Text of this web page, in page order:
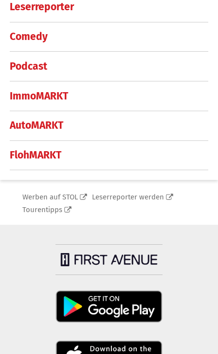
Leserreporter
Comedy
Podcast
ImmoMARKT
AutoMARKT
FlohMARKT
Werben auf STOL
Leserreporter werden
Tourentipps